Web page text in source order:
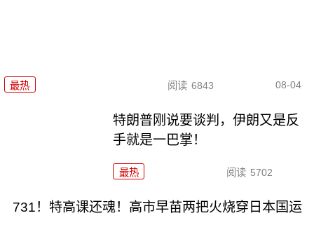
最热 阅读 6843 08-04
特朗普刚说要谈判，伊朗又是反
手就是一巴掌！
最热 阅读 5702
731！特高课还魂！高市早苗两把火烧穿日本国运